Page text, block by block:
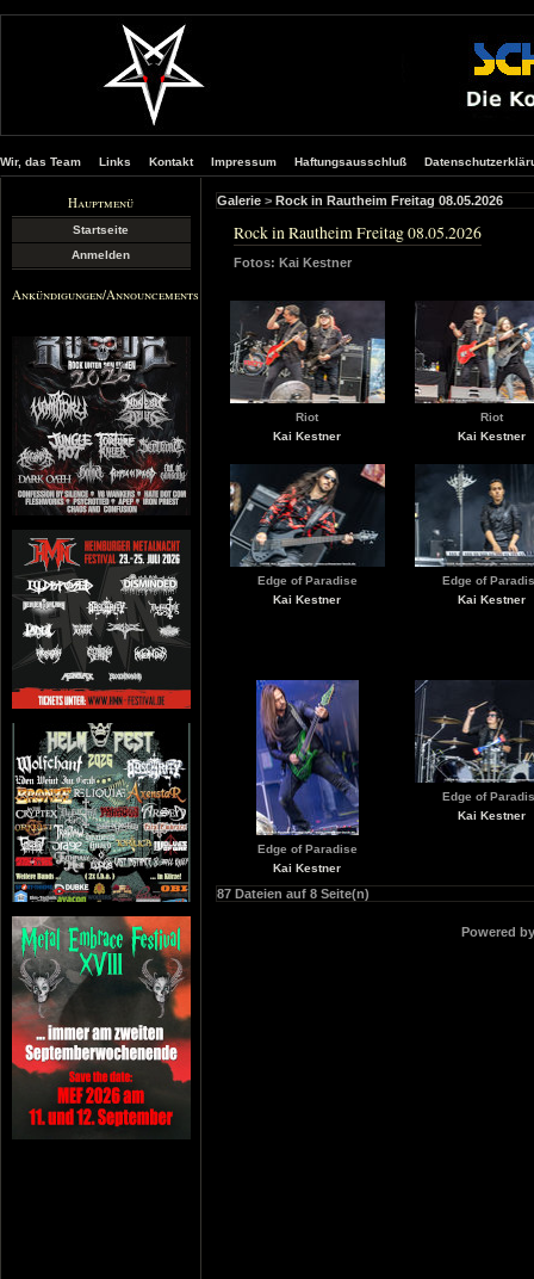
Wir, das Team Links Kontakt Impressum Haftungsausschluß
Hauptmenü
Startseite
Anmelden
Ankündigungen/Announcements
Galerie > Rock in Rautheim Freitag 08.05.2026
Rock in Rautheim Freitag 08.05.2026
Fotos: Kai Kestner
Riot
Kai Kestner
Riot
Kai Kestner
Edge of Paradise
Kai Kestner
Edge of
Kai Kestner
Edge of Paradise
Kai Kestner
Edge of
Kai Kestner
87 Dateien auf 8 Seite(n)
Powered